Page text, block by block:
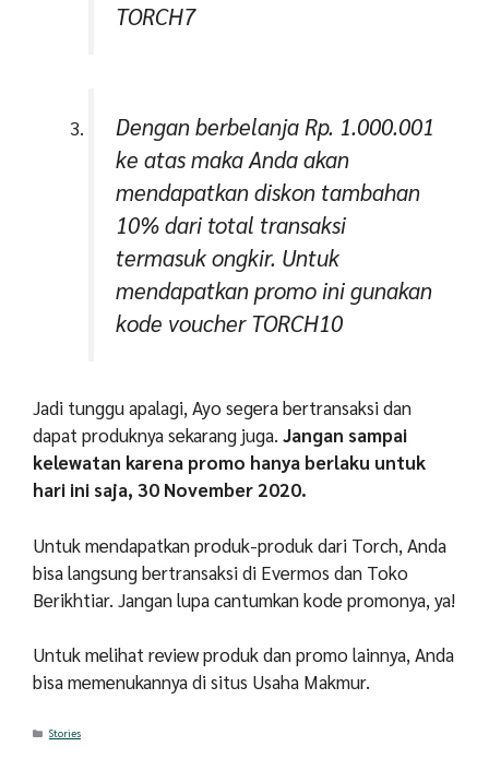
TORCH7
Dengan berbelanja Rp. 1.000.001
ke atas maka Anda akan
mendapatkan diskon tambahan
10% dari total transaksi
termasuk ongkir. Untuk
mendapatkan promo ini gunakan
kode voucher TORCH10
Jadi tunggu apalagi, Ayo segera bertransaksi dan
dapat produknya sekarang juga. Jangan sampai
kelewatan karena promo hanya berlaku untuk
hari ini saja, 30 November 2020.
Untuk mendapatkan produk-produk dari Torch, Anda
bisa langsung bertransaksi di Evermos dan Toko
Berikhtiar. Jangan lupa cantumkan kode promonya, ya!
Untuk melihat review produk dan promo lainnya, Anda
bisa memenukannya di situs Usaha Makmur.
Categories
Stories